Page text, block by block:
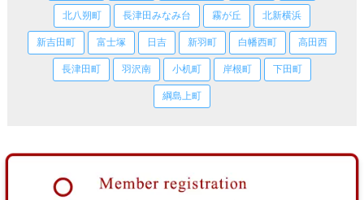
北八朔町 長津田みなみ台 霧が丘 北新横浜
新吉田町 富士塚 日吉 新羽町 白幡西町 高田西
長津田町 羽沢南 小机町 岸根町 下田町
綱島上町